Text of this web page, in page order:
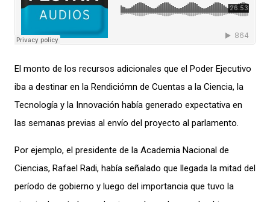
El monto de los recursos adicionales que el Poder Ejecutivo
iba a destinar en la Rendiciómn de Cuentas a la Ciencia, la
Tecnología y la Innovación había generado expectativa en
las semanas previas al envío del proyecto al parlamento.
Por ejemplo, el presidente de la Academia Nacional de
Ciencias, Rafael Radi, había señalado que llegada la mitad del
período de gobierno y luego del importancia que tuvo la